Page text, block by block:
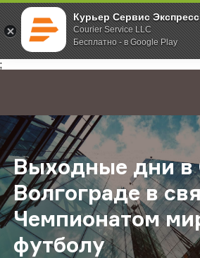
Курьер Сервис Экспресс
Courier Service LLC
Бесплатно - в Google Play
;
Главная О компании Новости
Выходные дни в
Волгограде в
Чемпионатом
футболу